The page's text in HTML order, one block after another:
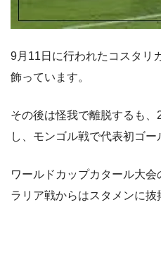
9月11日に行われたコスタリ
飾っています。
その後は怪我で離脱するも
し、モンゴル戦で代表初ゴー
ワールドカップカタール大
ラリア戦からはスタメンに抜